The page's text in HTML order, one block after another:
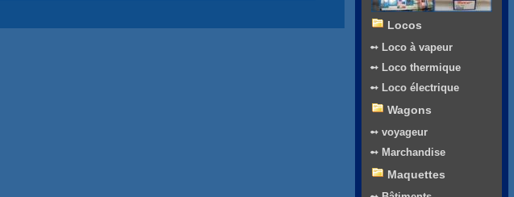
Locos
➻ Loco à vapeur
➻ Loco thermique
➻ Loco électrique
Wagons
➻ voyageur
➻ Marchandise
Maquettes